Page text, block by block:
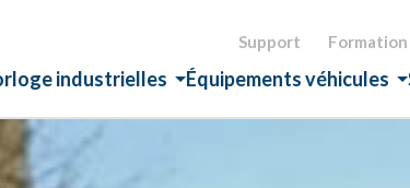
Support Formation
industrielles Équipements véhicules